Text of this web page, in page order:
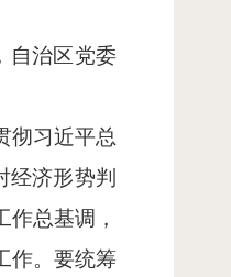
自治区党委
彻习近平总
经济形势判
总基调，
作。要统筹